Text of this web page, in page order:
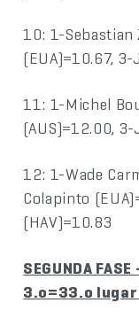
10: 1-Sebastian
(EUA)=10.67,
11: 1-Michel
(AUS)=12.00,
12: 1-Wade
Colapinto
(HAV)=10.83
SEGUNDA
3.o=33.o lugar